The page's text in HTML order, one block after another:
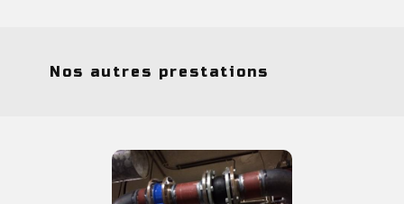
Nos autres prestations